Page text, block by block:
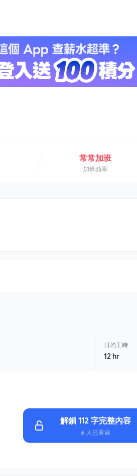
常常加班
加班頻率
日均工時
12 hr
解鎖 112 字完整內容
6 人已看過